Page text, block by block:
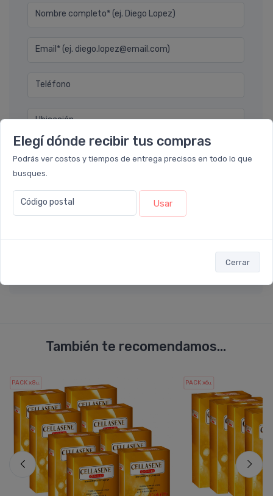
Elegí dónde recibir tus compras
Podrás ver costos y tiempos de entrega precisos en todo lo que
busques.
Código postal Usar
Cerrar
Nombre completo* (ej. Diego Lopez)
Email* (ej. diego.lopez@email.com)
Teléfono
Ubicación
Por favor describa en detalle su solicitud
También te recomendamos...
PACK x8u. PACK x6u.